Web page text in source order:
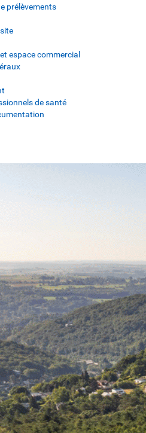
prélèvements
espace commercial
de santé